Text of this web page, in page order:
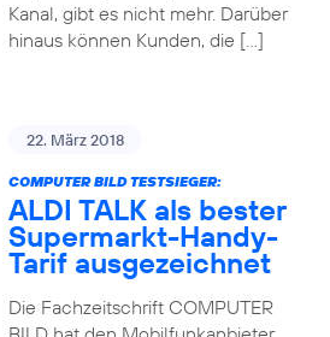
Kanal, gibt es nicht mehr. Darüber
hinaus können Kunden, die […]
22. März 2018
COMPUTER BILD TESTSIEGER:
ALDI TALK als bester
Supermarkt-Handy-
Tarif ausgezeichnet
Die Fachzeitschrift COMPUTER